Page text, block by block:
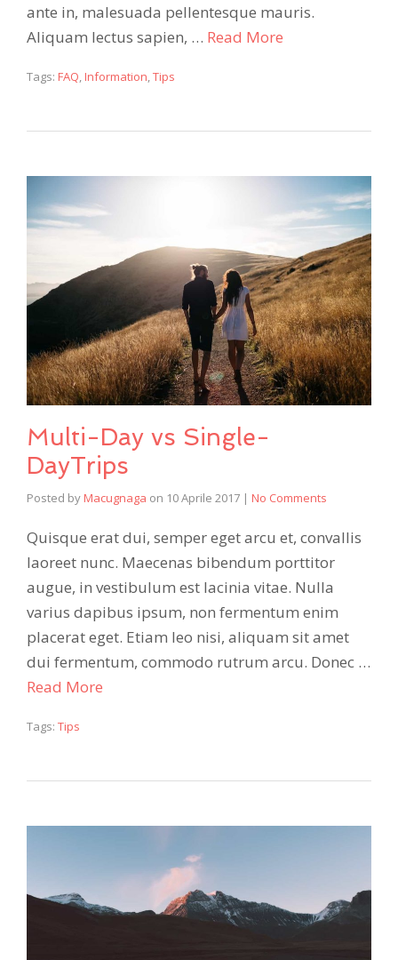
ante in, malesuada pellentesque mauris.
Aliquam lectus sapien, … Read More
Tags: FAQ, Information,Tips
Multi-Day vs Single-
DayTrips
Posted by Macugnaga on 10 Aprile 2017 | No Comments
Quisque erat dui, semper eget arcu et, convallis
laoreet nunc. Maecenas bibendum porttitor
augue, in vestibulum est lacinia vitae. Nulla
varius dapibus ipsum, non fermentum enim
placerat eget. Etiam leo nisi, aliquam sit amet
dui fermentum, commodo rutrum arcu. Donec …
Read More
Tags: Tips